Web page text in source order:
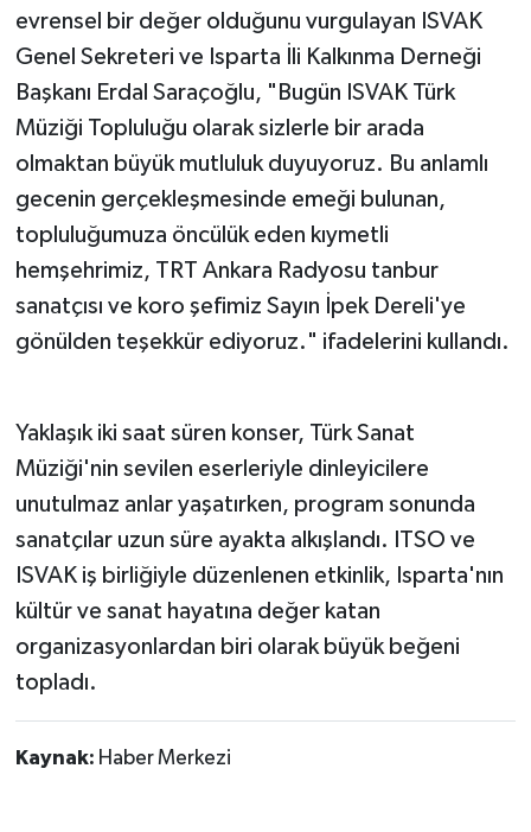
evrensel bir değer olduğunu vurgulayan ISVAK
Genel Sekreteri ve Isparta İli Kalkınma Derneği
Başkanı Erdal Saraçoğlu, "Bugün ISVAK Türk
Müziği Topluluğu olarak sizlerle bir arada
olmaktan büyük mutluluk duyuyoruz. Bu anlamlı
gecenin gerçekleşmesinde emeği bulunan,
topluluğumuza öncülük eden kıymetli
hemşehrimiz, TRT Ankara Radyosu tanbur
sanatçısı ve koro şefimiz Sayın İpek Dereli'ye
gönülden teşekkür ediyoruz." ifadelerini kullandı.
Yaklaşık iki saat süren konser, Türk Sanat
Müziği'nin sevilen eserleriyle dinleyicilere
unutulmaz anlar yaşatırken, program sonunda
sanatçılar uzun süre ayakta alkışlandı. ITSO ve
ISVAK iş birliğiyle düzenlenen etkinlik, Isparta'nın
kültür ve sanat hayatına değer katan
organizasyonlardan biri olarak büyük beğeni
topladı.
Kaynak: Haber Merkezi